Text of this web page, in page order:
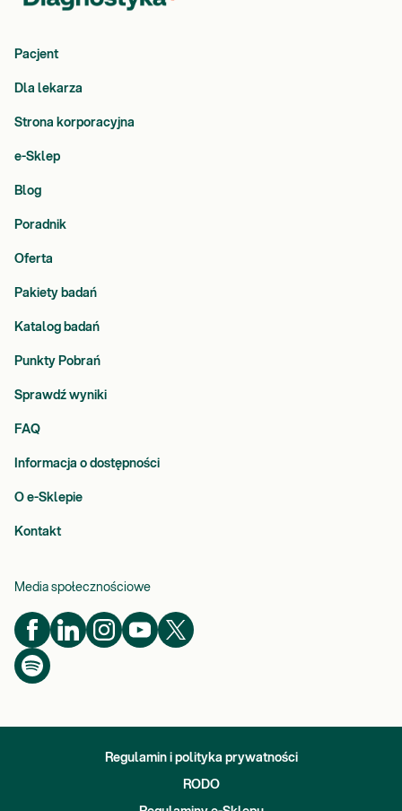
Pacjent
Dla lekarza
Strona korporacyjna
e-Sklep
Blog
Poradnik
Oferta
Pakiety badań
Katalog badań
Punkty Pobrań
Sprawdź wyniki
FAQ
Informacja o dostępności
O e-Sklepie
Kontakt
Media społecznościowe
Regulamin i polityka prywatności
RODO